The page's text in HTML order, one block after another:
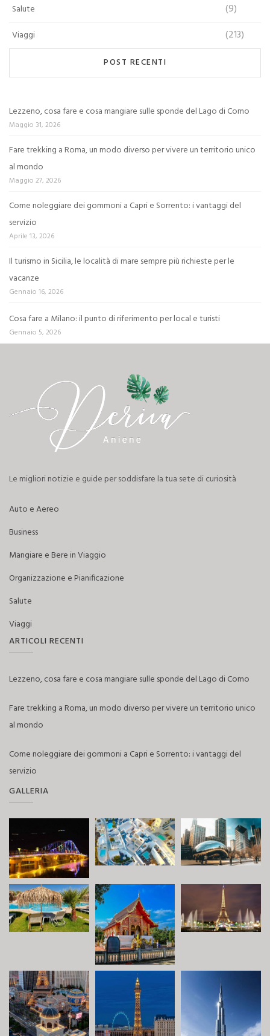
Salute (9)
Viaggi (213)
POST RECENTI
Lezzeno, cosa fare e cosa mangiare sulle sponde del Lago di Como
Maggio 31, 2026
Fare trekking a Roma, un modo diverso per vivere un territorio unico
al mondo
Maggio 27, 2026
Come noleggiare dei gommoni a Capri e Sorrento: i vantaggi del
servizio
Aprile 13, 2026
Il turismo in Sicilia, le località di mare sempre più richieste per le
vacanze
Gennaio 16, 2026
Cosa fare a Milano: il punto di riferimento per local e turisti
Gennaio 5, 2026
Le migliori notizie e guide per soddisfare la tua sete di curiosità
Auto e Aereo
Business
Mangiare e Bere in Viaggio
Organizzazione e Pianificazione
Salute
Viaggi
ARTICOLI RECENTI
Lezzeno, cosa fare e cosa mangiare sulle sponde del Lago di Como
Fare trekking a Roma, un modo diverso per vivere un territorio unico
al mondo
Come noleggiare dei gommoni a Capri e Sorrento: i vantaggi del
servizio
GALLERIA